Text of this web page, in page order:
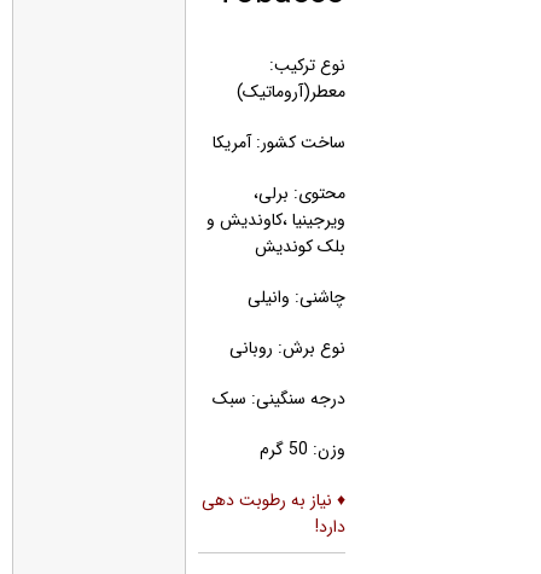
نوع ترکیب:
معطر(آروماتیک)
ساخت کشور: آمریکا
محتوی: برلی،
ویرجینیا ،کاوندیش و
بلک کوندیش
چاشنی: وانیلی
نوع برش: روبانی
درجه سنگینی: سبک
وزن: 50 گرم
♦ نیاز به رطوبت دهی
دارد!